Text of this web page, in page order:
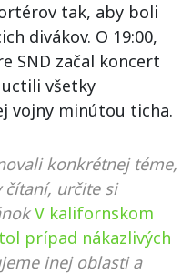
tak, aby boli
divákov. O 19:00,
SND začal koncert
všetky
vojny minútou ticha.
konkrétnej téme,
čítaní, určite si
V kalifornskom
prípad nákazlivých
inej oblasti a